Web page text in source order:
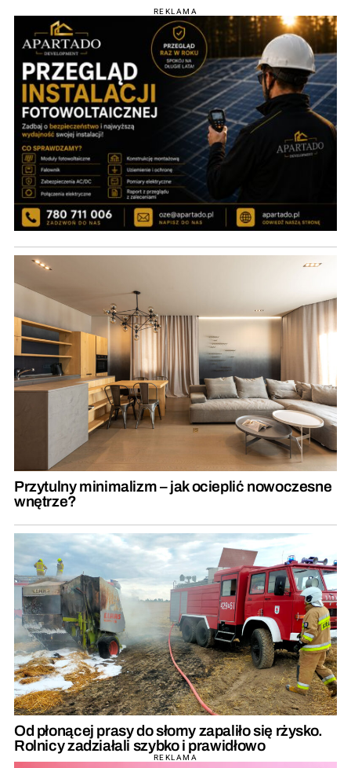
REKLAMA
Przytulny minimalizm – jak ocieplić nowoczesne
wnętrze?
Od płonącej prasy do słomy zapaliło się rżysko.
Rolnicy zadziałali szybko i prawidłowo
REKLAMA